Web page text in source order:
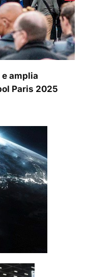
amplia
Paris 2025